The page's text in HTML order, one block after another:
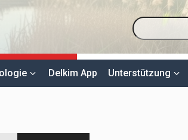
Delkim App Unterstützung